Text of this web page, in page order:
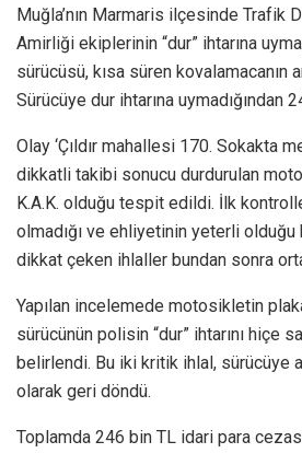
Muğla’nın Marmaris ilçesinde Trafik
Amirliği ekiplerinin “dur” ihtarına
sürücüsü, kısa süren kovalamacanın
Sürücüye dur ihtarına
Olay ‘Çıldır mahallesi 170. Sokakta
dikkatli takibi sonucu durdurulan
K.A.K. olduğu tespit edildi. İlk
olmadığı ve ehliyetinin yeterli olduğu
dikkat çeken ihlaller bundan sonra
Yapılan incelemede motosikletin
sürücünün polisin “dur” ihtarını hiçe
belirlendi. Bu iki kritik ihlal, sürücüye
olarak geri döndü.
Toplamda 246 bin TL idari para